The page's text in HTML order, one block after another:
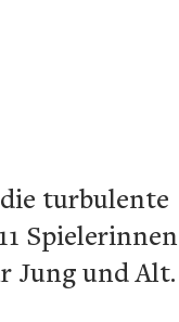
turbulente
Spielerinnen
Jung und Alt.